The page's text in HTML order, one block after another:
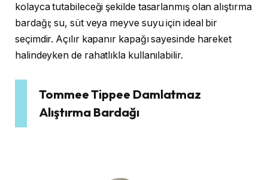
kolayca tutabileceği şekilde tasarlanmış olan alıştırma
bardağı; su, süt veya meyve suyu için ideal bir
seçimdir. Açılır kapanır kapağı sayesinde hareket
halindeyken de rahatlıkla kullanılabilir.
Tommee Tippee Damlatmaz
Alıştırma Bardağı